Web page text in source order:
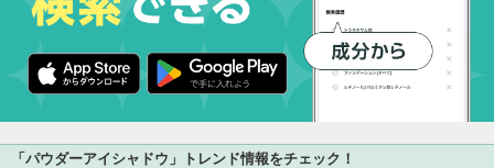
「パウダーアイシャドウ」トレンド情報をチェック！